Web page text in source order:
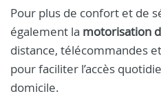
Pour plus de confort et de
également la motorisation
distance, télécommandes
pour faciliter l’accès
domicile.